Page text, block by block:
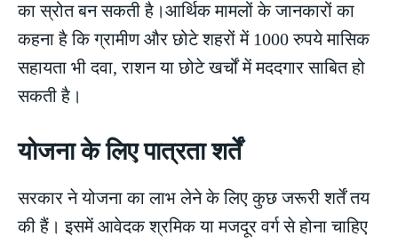
का स्रोत बन सकती है।आर्थिक मामलों के जानकारों का
कहना है कि ग्रामीण और छोटे शहरों में 1000 रुपये मासिक
सहायता भी दवा, राशन या छोटे खर्चों में मददगार साबित हो
सकती है।
योजना के लिए पात्रता शर्तें
सरकार ने योजना का लाभ लेने के लिए कुछ जरूरी शर्तें तय
की हैं। इसमें आवेदक श्रमिक या मजदूर वर्ग से होना चाहिए